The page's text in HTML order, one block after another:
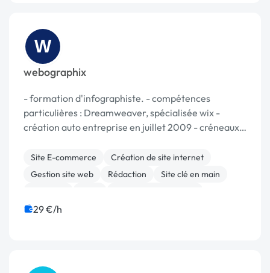
W
webographix
- formation d'infographiste. - compétences
particulières : Dreamweaver, spécialisée wix -
création auto entreprise en juillet 2009 - créneaux :
formation du client à leur utilisation en visioconf...
Site E-commerce
Création de site internet
Gestion site web
Rédaction
Site clé en main
SEO / GEO
29 €/h